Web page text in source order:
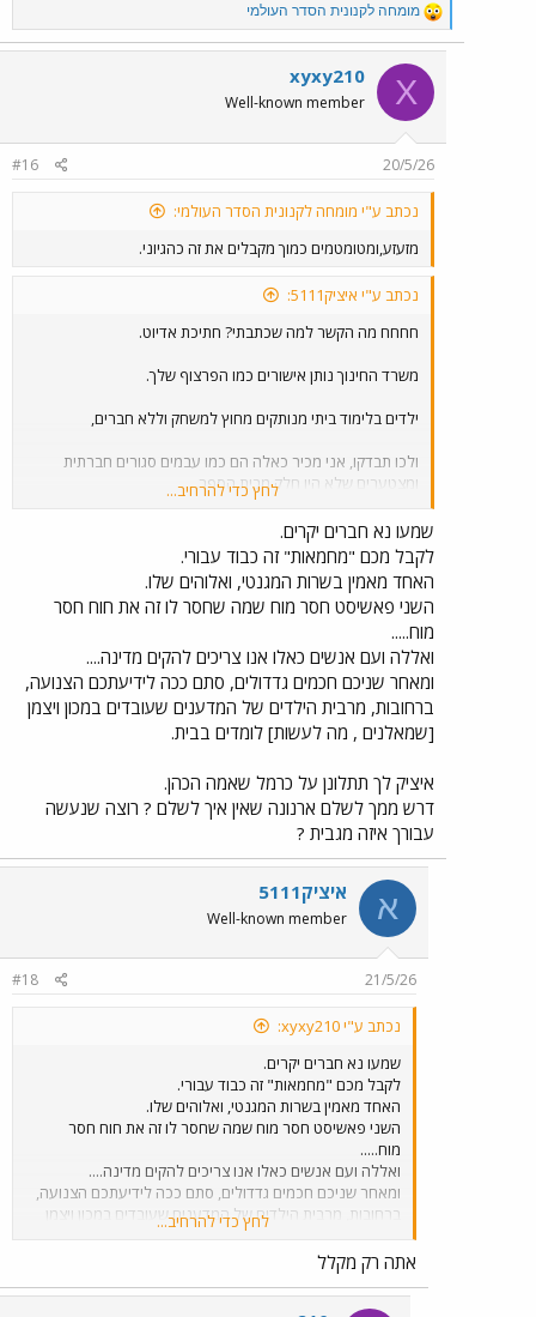
R
e
a
c
o
n
s
מומחה לקנונית הסדר העולמי
X
xyxy210
Well-known member
20/5/26
#16
נכתב ע"י מומחה לקנונית הסדר העולמי:
מזעזע,ומטומטמים כמוך מקבלים את זה כהגיוני.
נכתב ע"י איציק5111:
חחחח מה הקשר למה שכתבתי? חתיכת אדיוט.
משרד החינוך נותן אישורים כמו הפרצוף שלך.
ילדים בלימוד ביתי מנותקים מחוץ למשחק וללא חברים,
ולכו תבדקו, אני מכיר כאלה הם כמו עבמים סגורים חברתית
ומצטערים שלא היו חלק מבית הספר.
מפקח? משרד החינוך? זה זבל של אנשים כמוך, הם יכולים לאשר,
אבל זה כישלון ומה אכפת להם? הילד שלה יהיה סוג של מצורע
לחץ כדי להרחיב...
שמעו נא חברים יקרים.
לקבל מכם "מחמאות" זה כבוד עבורי.
האחד מאמין בשרות המגנטי, ואלוהים שלו.
השני פאשיסט חסר מוח שמה שחסר לו זה את חוח חסר
מוח.....
ואללה ועם אנשים כאלו אנו צריכים להקים מדינה....
ומאחר שניכם חכמים גדדולים, סתם ככה לידיעתכם הצנועה,
ברחובות, מרבית הילדים של המדענים שעובדים במכון ויצמן
[שמאלנים , מה לעשות] לומדים בבית.
איציק לך תתלונן על כרמל שאמה הכהן.
דרש ממך לשלם ארנונה שאין איך לשלם ? רוצה שנעשה
עבורך איזה מגבית ?
א איציק5111
Well-known member
21/5/26
#18
נכתב ע"י xyxy210:
שמעו נא חברים יקרים.
לקבל מכם "מחמאות" זה כבוד עבורי.
האחד מאמין בשרות המגנטי, ואלוהים שלו.
השני פאשיסט חסר מוח שמה שחסר לו זה את חוח חסר
מוח.....
ואללה ועם אנשים כאלו אנו צריכים להקים מדינה....
ומאחר שניכם חכמים גדדולים, סתם ככה לידיעתכם הצנועה,
ברחובות, מרבית הילדים של המדענים שעובדים במכון ויצמן
[שמאלנים , מה לעשות] לומדים בבית.
איציק לך תתלונן על כרמל שאמה הכהן.
דרש ממך לשלם ארנונה שאין איך לשלם ? רוצה שנעשה
לחץ כדי להרחיב...
אתה רק מקלל